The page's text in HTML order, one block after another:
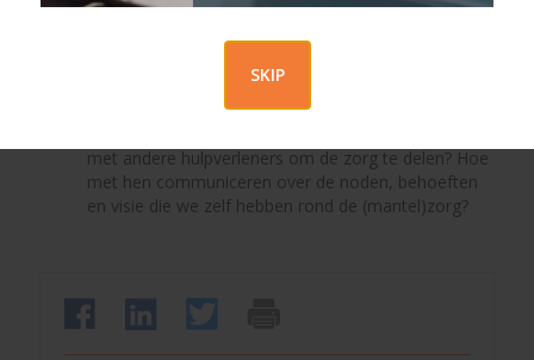
SKIP
“De (werk)omgeving ziet het niet - de medewerker
zegt het niet”. Hoe sta je als
bespreekbaar maken op het werk?
We kunnen het niet allemaal alleen. Hoe als
met andere hulpverleners om de zorg te delen? Hoe
met hen communiceren over de noden, behoeften
en visie die we zelf hebben rond de (mantel)zorg?